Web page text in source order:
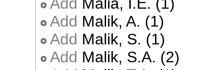
Add Malik, A. (1)
Add Malik, S. (1)
Add Malik, S.A. (2)